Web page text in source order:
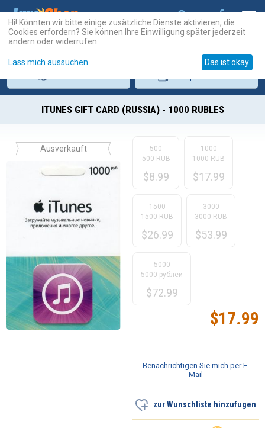
ITUNES GIFT CARD (RUSSIA) - 1000 RUBLES
Ausverkauft
500
500 RUB
$8.99
1000
1000 RUB
$17.99
1500
1500 RUB
$26.99
3000
3000 RUB
$53.99
5000
5000 рублей
$72.99
$17.99
Benachrichtigen Sie mich per E-
Mail
zur Wunschliste hinzufugen
Hi! Könnten wir bitte einige zusätzliche Dienste aktivieren, die
Cookies erfordern? Sie können Ihre Einwilligung später jederzeit
ändern oder widerrufen.
Lass mich aussuchen Das ist okay